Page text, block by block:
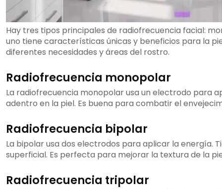
Hay tres tipos principales de radiofrecuencia facial:
uno tiene características únicas y beneficios para la
diferentes necesidades y áreas del rostro.
Radiofrecuencia monopolar
La radiofrecuencia monopolar usa un electrodo para
adentro en la piel. Es buena para combatir el
Radiofrecuencia bipolar
La bipolar usa dos electrodos para aplicar la energía.
superficial. Es perfecta para mejorar la textura de la
Radiofrecuencia tripolar